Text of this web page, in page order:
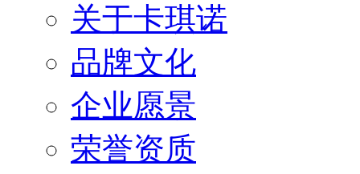
关于卡琪诺
品牌文化
企业愿景
荣誉资质